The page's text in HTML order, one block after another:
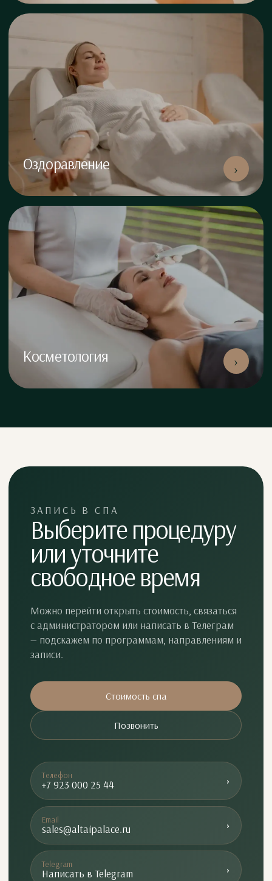
Оздоравление ›
Косметология ›
ЗАПИСЬ В СПА
Выберите процедуру
или уточните
свободное время
Можно перейти открыть стоимость, связаться
с администратором или написать в Телеграм
— подскажем по программам, направлениям и
записи.
Стоимость спа
Позвонить
Телефон
+7 923 000 25 44 ›
Email
sales@altaipalace.ru ›
Telegram
Написать в Telegram ›